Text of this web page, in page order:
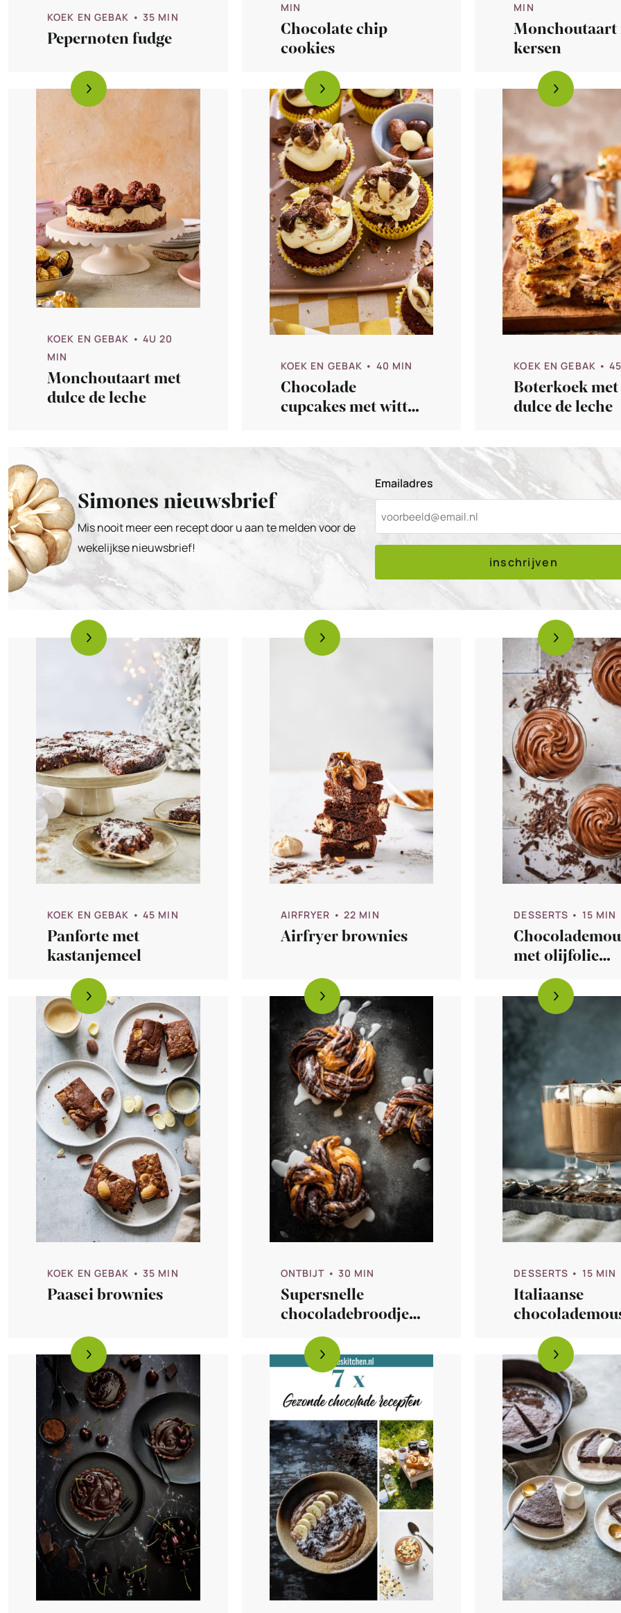
KOEK EN GEBAK • 35 MIN
Pepernoten fudge
MIN
Chocolate chip
cookies
MIN
Monchoutaart
kersen
KOEK EN GEBAK • 4U 20
MIN
Monchoutaart met
dulce de leche
KOEK EN GEBAK • 40 MIN
Chocolade
cupcakes met witte
KOEK EN GEBAK •
Boterkoek met
dulce de leche
Simones nieuwsbrief
Mis nooit meer een recept door u aan te melden voor de
wekelijkse nieuwsbrief!
Emailadres
inschrijven
KOEK EN GEBAK • 45 MIN
Panforte met
kastanjemeel
AIRFRYER • 22 MIN
Airfryer brownies
DESSERTS • 15 MIN
met olijfolie
(zonder ei)
KOEK EN GEBAK • 35 MIN
Paasei brownies
ONTBIJT • 30 MIN
Supersnelle
chocoladebroodjes
met croissantdeeg
DESSERTS • 15 MIN
Italiaanse
met koffie